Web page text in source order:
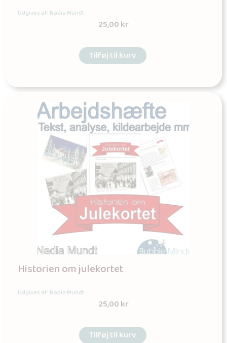
Udgives af: Nadia Mundt
25,00kr
Tilføj til kurv
Historien om julekortet
Udgives af: Nadia Mundt
25,00kr
Tilføj til kurv